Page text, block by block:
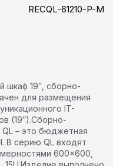
RECQL-61210-P-M
шкаф 19″, сборно-
для размещения
IT-
(19″).Сборно-
– это бюджетная
В серию QL входят
600×600,